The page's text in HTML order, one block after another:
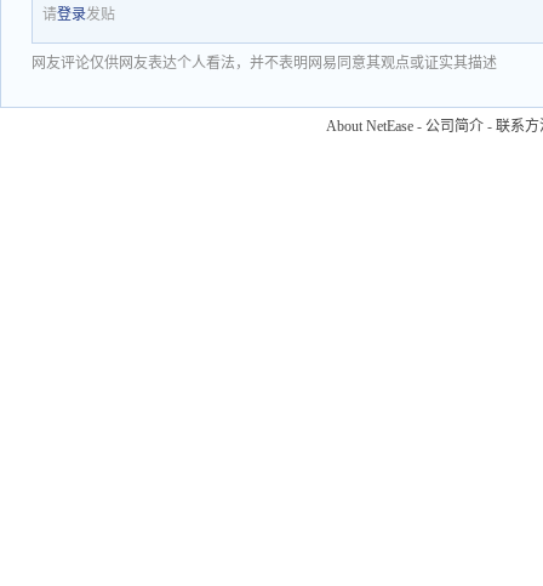
请登录发贴
网友评论仅供网友表达个人看法，并不表明网易同意其观点或证实其描述
About NetEase - 公司简介 - 联系方